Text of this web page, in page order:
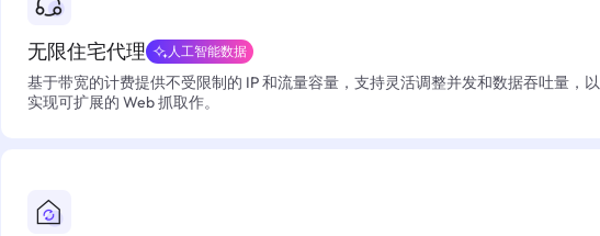
无限住宅代理 人工智能数据
基于带宽的计费提供不受限制的 IP 和流量容量，支持灵活调整并发和数据吞吐量，以
实现可扩展的 Web 抓取作。